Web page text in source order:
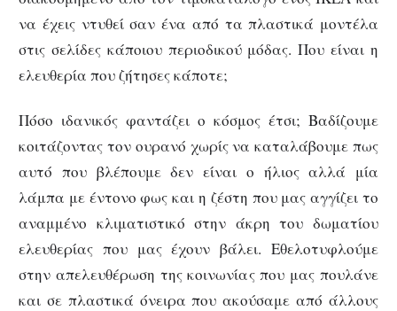
να έχεις ντυθεί σαν ένα από τα πλαστικά μοντέλα
στις σελίδες κάποιου περιοδικού μόδας. Που είναι η
ελευθερία που ζήτησες κάποτε;
Πόσο ιδανικός φαντάζει ο κόσμος έτσι; Βαδίζουμε
κοιτάζοντας τον ουρανό χωρίς να καταλάβουμε πως
αυτό που βλέπουμε δεν είναι ο ήλιος αλλά μία
λάμπα με έντονο φως και η ζέστη που μας αγγίζει το
αναμμένο κλιματιστικό στην άκρη του δωματίου
ελευθερίας που μας έχουν βάλει. Εθελοτυφλούμε
στην απελευθέρωση της κοινωνίας που μας πουλάνε
και σε πλαστικά όνειρα που ακούσαμε από άλλους